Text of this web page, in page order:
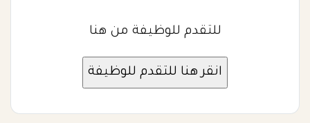
للتقدم للوظيفة من هنا